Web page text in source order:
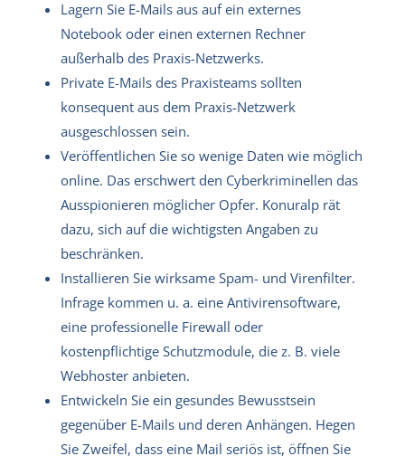
Lagern Sie E-Mails aus auf ein externes
Notebook oder einen externen Rechner
außerhalb des Praxis-Netzwerks.
Private E-Mails des Praxisteams sollten
konsequent aus dem Praxis-Netzwerk
ausgeschlossen sein.
Veröffentlichen Sie so wenige Daten wie möglich
online. Das erschwert den Cyberkriminellen das
Ausspionieren möglicher Opfer. Konuralp rät
dazu, sich auf die wichtigsten Angaben zu
beschränken.
Installieren Sie wirksame Spam- und Virenfilter.
Infrage kommen u. a. eine Antivirensoftware,
eine professionelle Firewall oder
kostenpflichtige Schutzmodule, die z. B. viele
Webhoster anbieten.
Entwickeln Sie ein gesundes Bewusstsein
gegenüber E-Mails und deren Anhängen. Hegen
Sie Zweifel, dass eine Mail seriös ist, öffnen Sie